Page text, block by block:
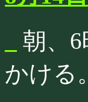
朝、
かける。